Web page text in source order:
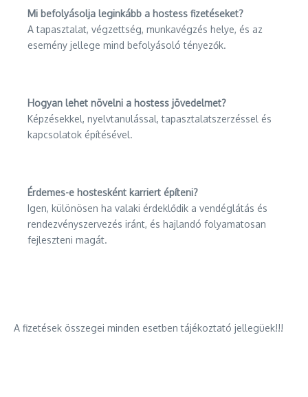
Mi befolyásolja leginkább a hostess fizetéseket?
A tapasztalat, végzettség, munkavégzés helye, és az
esemény jellege mind befolyásoló tényezők.
Hogyan lehet növelni a hostess jövedelmet?
Képzésekkel, nyelvtanulással, tapasztalatszerzéssel és
kapcsolatok építésével.
Érdemes-e hostesként karriert építeni?
Igen, különösen ha valaki érdeklődik a vendéglátás és
rendezvényszervezés iránt, és hajlandó folyamatosan
fejleszteni magát.
A fizetések összegei minden esetben tájékoztató jellegüek!!!